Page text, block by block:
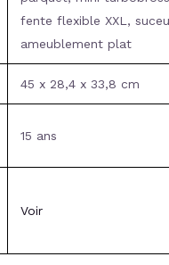
fente flexible XXL,
ameublement plat
45 x 28,4 x 33,8 cm
15 ans
Voir